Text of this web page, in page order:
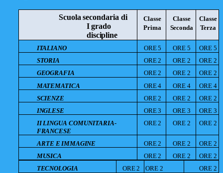
Scuolasecondaria di
Igrado
discipline
Classe
Prima
Classe
Seconda
Classe
Terza
ITALIANO ORE5 ORE 5 ORE 5
STORIA
ORE2 ORE 2 ORE 2
GEOGRAFIA
ORE2 ORE 2 ORE 2
MATEMATICA
ORE4 ORE 4 ORE 4
SCIENZE
ORE2 ORE 2 ORE 2
INGLESE
ORE3 ORE 3 ORE 3
II LINGUA COMUNITARIA-
FRANCESE
ORE2 ORE 2 ORE 2
ARTE E IMMAGINE ORE2 ORE 2 ORE 2
MUSICA
ORE2 ORE 2 ORE 2
TECNOLOGIA
ORE2 ORE 2 ORE 2